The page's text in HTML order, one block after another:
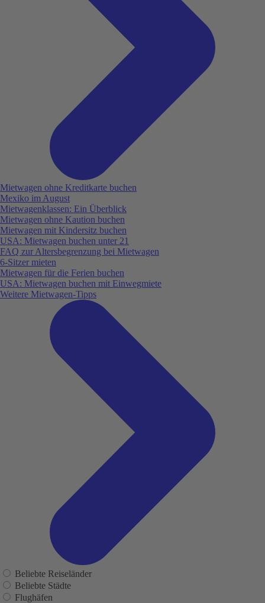
Mietwagen ohne Kreditkarte buchen
Mexiko im August
Mietwagenklassen: Ein Überblick
Mietwagen ohne Kaution buchen
Mietwagen mit Kindersitz buchen
USA: Mietwagen buchen unter 21
FAQ zur Altersbegrenzung bei Mietwagen
6-Sitzer mieten
Mietwagen für die Ferien buchen
USA: Mietwagen buchen mit Einwegmiete
Weitere Mietwagen-Tipps
Beliebte Reiseländer
Beliebte Städte
Flughäfen